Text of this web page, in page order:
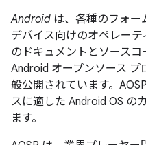
Android は、各種のフォー
デバイス向けのオペレー
のドキュメントとソースコ
Android オープンソース プ
般公開されています。
スに適した Android OS の
ます。